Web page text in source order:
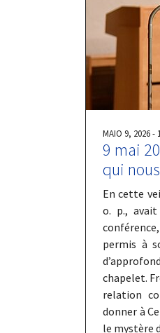
MAIO 9, 2026 -
9 mai
qui
En cette
o. p.,
permis à
chapelet.
relation
donner à
le mystère